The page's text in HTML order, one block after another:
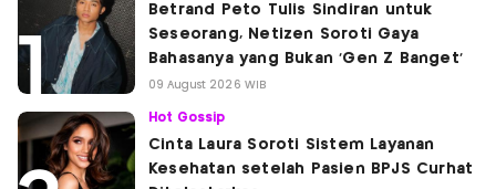
Betrand Peto Tulis Sindiran untuk
Seseorang, Netizen Soroti Gaya
Bahasanya yang Bukan 'Gen Z Banget'
09 August 2026 WIB
Hot Gossip
Cinta Laura Soroti Sistem Layanan
Kesehatan setelah Pasien BPJS Curhat